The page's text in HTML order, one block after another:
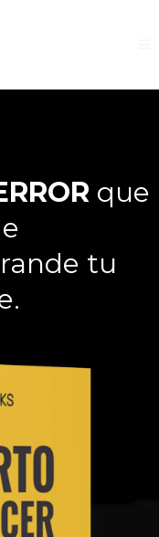
que
tu